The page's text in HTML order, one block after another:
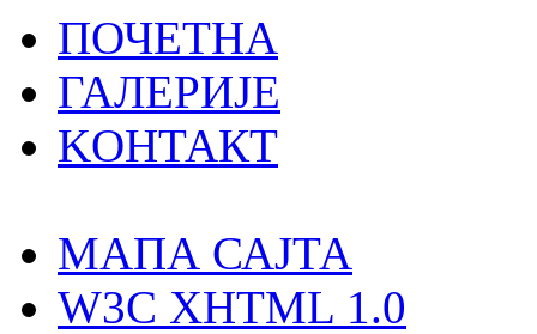
ПОЧЕТНА
ГАЛЕРИЈЕ
KOНТАКТ
MAПА САЈТА
W3C XHTML 1.0